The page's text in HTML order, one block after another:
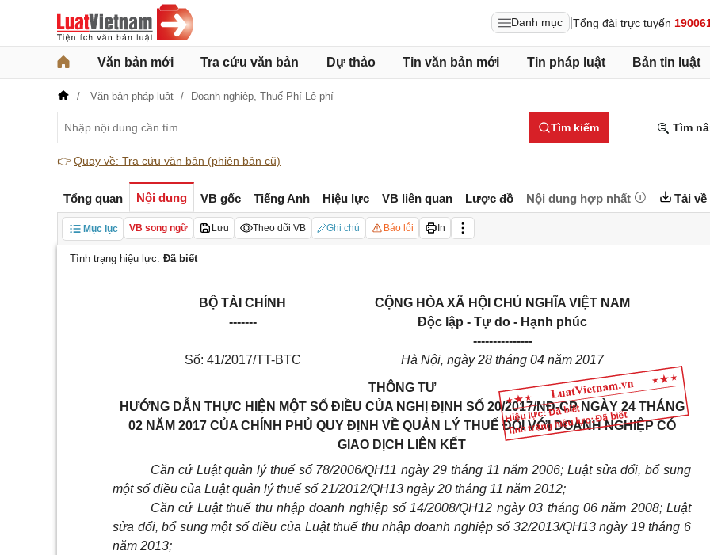
Danh mục Tổng đài trực tuyến
Văn bản mới Tra cứu văn bản Dự thảo Tin văn bản mới Tin pháp luật Bản tin luật
Văn bản pháp luật Doanh nghiệp, Thuế-Phí-Lệ phí
Tìm kiếm Tìm
👉 Quay về: Tra cứu văn bản (phiên bản cũ)
Tổng quan Nội dung VB gốc Tiếng Anh Hiệu lực VB liên quan Lược đồ Nội dung hợp nhất Tải về
Mục lục VB song ngữ Lưu Theo dõi VB Ghi chú Báo lỗi In
Tình trạng hiệu lực: Đã biết
Hiệu lực: Đã biết
Tình trạng hiệu lực: Đã biết
BỘ TÀI CHÍNH
-------
Số: 41/2017/TT-BTC
CỘNG HÒA XÃ HỘI CHỦ NGHĨA VIỆT NAM
Độc lập - Tự do - Hạnh phúc
---------------
Hà Nội, ngày 28 tháng 04 năm 2017
THÔNG TƯ
HƯỚNG DẪN THỰC HIỆN MỘT SỐ ĐIỀU CỦA NGHỊ ĐỊNH SỐ 20/2017/NĐ-CP NGÀY 24 THÁNG
02 NĂM 2017 CỦA CHÍNH PHỦ QUY ĐỊNH VỀ QUẢN LÝ THUẾ ĐỐI VỚI DOANH NGHIỆP CÓ
GIAO DỊCH LIÊN KẾT
Căn cứ Luật quản lý thuế số 78/2006/QH11 ngày 29 tháng 11 năm 2006; Luật sửa đổi, bổ sung
một số điều của Luật quản lý thuế số 21/2012/QH13 ngày 20 tháng 11 năm 2012;
Căn cứ Luật thuế thu nhập doanh nghiệp số 14/2008/QH12 ngày 03 tháng 06 năm 2008; Luật
sửa đổi, bổ sung một số điều của Luật thuế thu nhập doanh nghiệp số 32/2013/QH13 ngày 19 tháng 6
năm 2013;